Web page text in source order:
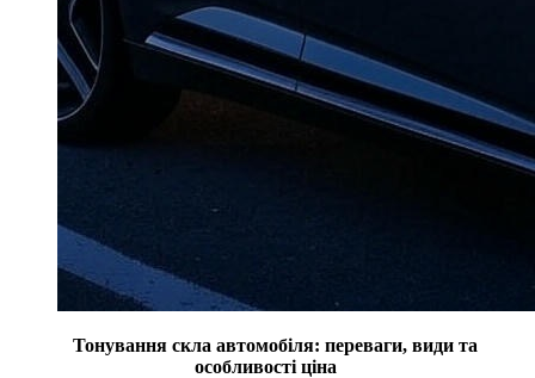
Тонування скла автомобіля: переваги, види та
особливості ціна